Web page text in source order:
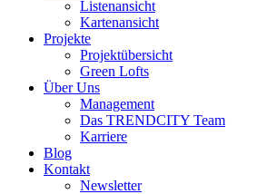
Listenansicht
Kartenansicht
Projekte
Projektübersicht
Green Lofts
Über Uns
Management
Das TRENDCITY Team
Karriere
Blog
Kontakt
Newsletter